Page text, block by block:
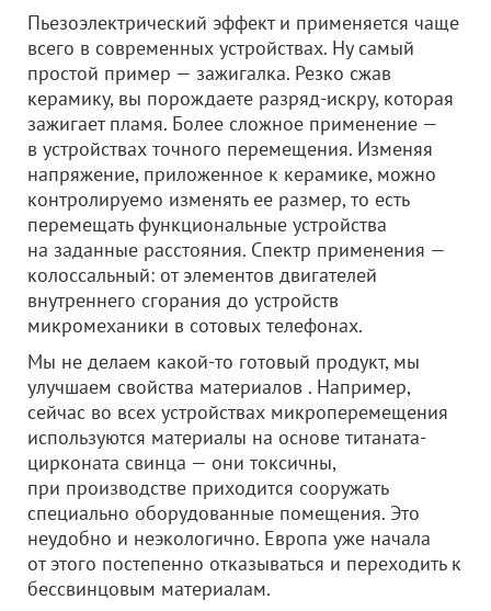
Пьезоэлектрический эффект и применяется чаще
всего в современных устройствах. Ну самый
простой пример — зажигалка. Резко сжав
керамику, вы порождаете разряд-искру, которая
зажигает пламя. Более сложное применение —
в устройствах точного перемещения. Изменяя
напряжение, приложенное к керамике, можно
контролируемо изменять ее размер, то есть
перемещать функциональные устройства
на заданные расстояния. Спектр применения —
колоссальный: от элементов двигателей
внутреннего сгорания до устройств
микромеханики в сотовых телефонах.
Мы не делаем какой-то готовый продукт, мы
улучшаем свойства материалов . Например,
сейчас во всех устройствах микроперемещения
используются материалы на основе титаната-
цирконата свинца — они токсичны,
при производстве приходится сооружать
специально оборудованные помещения. Это
неудобно и неэкологично. Европа уже начала
от этого постепенно отказываться и переходить к
бессвинцовым материалам.